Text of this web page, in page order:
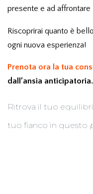
presente e ad affrontare
Riscoprirai quanto è
ogni nuova esperienza!
Prenota ora la tua
dall’ansia anticipatoria.
Ritrova il tuo
tuo fianco in questo